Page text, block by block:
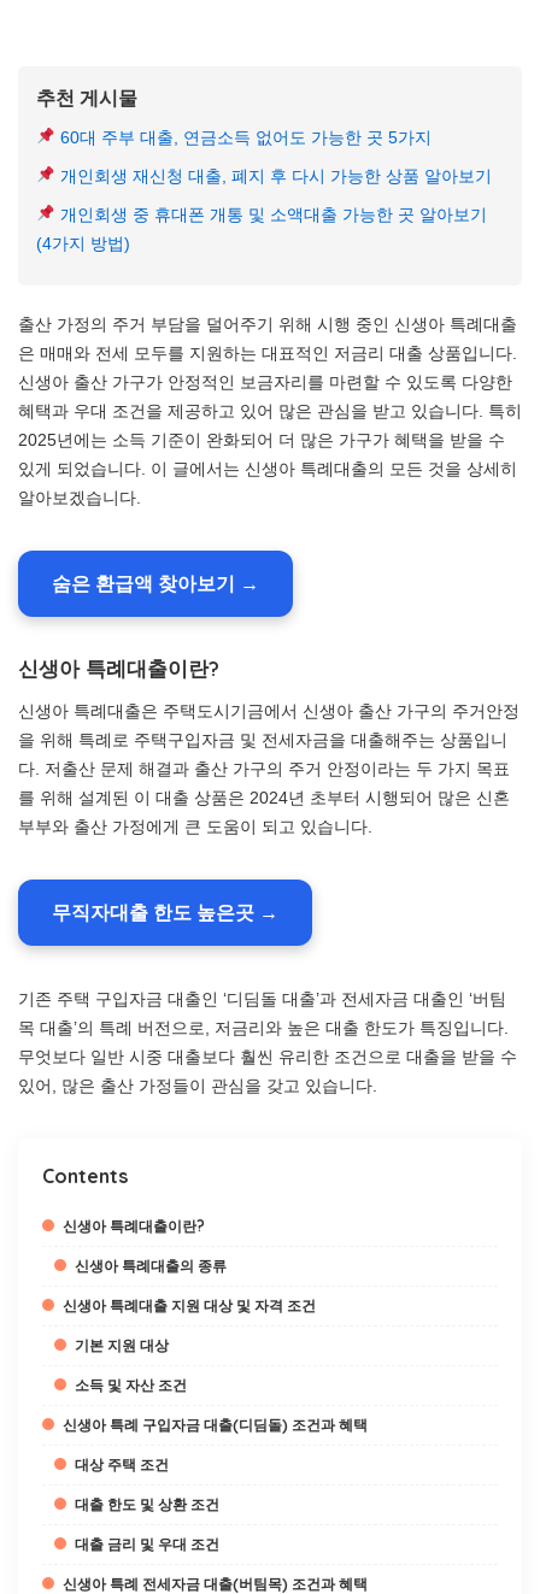
추천 게시물
60대 주부 대출, 연금소득 없어도 가능한 곳 5가지
개인회생 재신청 대출, 폐지 후 다시 가능한 상품 알아보기
개인회생 중 휴대폰 개통 및 소액대출 가능한 곳 알아보기
(4가지 방법)
출산 가정의 주거 부담을 덜어주기 위해 시행 중인 신생아 특례대출
은 매매와 전세 모두를 지원하는 대표적인 저금리 대출 상품입니다.
신생아 출산 가구가 안정적인 보금자리를 마련할 수 있도록 다양한
혜택과 우대 조건을 제공하고 있어 많은 관심을 받고 있습니다. 특히
2025년에는 소득 기준이 완화되어 더 많은 가구가 혜택을 받을 수
있게 되었습니다. 이 글에서는 신생아 특례대출의 모든 것을 상세히
알아보겠습니다.
숨은 환급액 찾아보기 →
신생아 특례대출이란?
신생아 특례대출은 주택도시기금에서 신생아 출산 가구의 주거안정
을 위해 특례로 주택구입자금 및 전세자금을 대출해주는 상품입니
다. 저출산 문제 해결과 출산 가구의 주거 안정이라는 두 가지 목표
를 위해 설계된 이 대출 상품은 2024년 초부터 시행되어 많은 신혼
부부와 출산 가정에게 큰 도움이 되고 있습니다.
무직자대출 한도 높은곳 →
기존 주택 구입자금 대출인 ‘디딤돌 대출’과 전세자금 대출인 ‘버팀
목 대출’의 특례 버전으로, 저금리와 높은 대출 한도가 특징입니다.
무엇보다 일반 시중 대출보다 훨씬 유리한 조건으로 대출을 받을 수
있어, 많은 출산 가정들이 관심을 갖고 있습니다.
Contents
신생아 특례대출이란?
신생아 특례대출의 종류
신생아 특례대출 지원 대상 및 자격 조건
기본 지원 대상
소득 및 자산 조건
신생아 특례 구입자금 대출(디딤돌) 조건과 혜택
대상 주택 조건
대출 한도 및 상환 조건
대출 금리 및 우대 조건
신생아 특례 전세자금 대출(버팀목) 조건과 혜택